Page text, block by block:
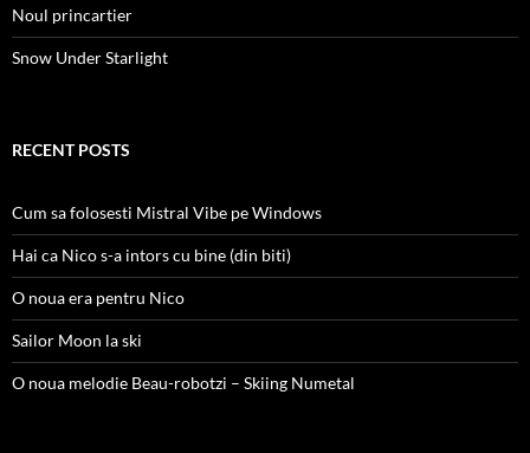
Noul princartier
Snow Under Starlight
RECENT POSTS
Cum sa folosesti Mistral Vibe pe Windows
Hai ca Nico s-a intors cu bine (din biti)
O noua era pentru Nico
Sailor Moon la ski
O noua melodie Beau-robotzi – Skiing Numetal